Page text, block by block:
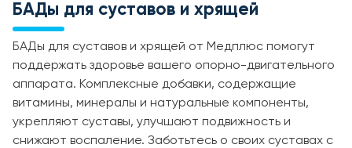
БАДы для суставов и хрящей
БАДы для суставов и хрящей от Медплюс помогут
поддержать здоровье вашего опорно-двигательного
аппарата. Комплексные добавки, содержащие
витамины, минералы и натуральные компоненты,
укрепляют суставы, улучшают подвижность и
снижают воспаление. Заботьтесь о своих суставах с